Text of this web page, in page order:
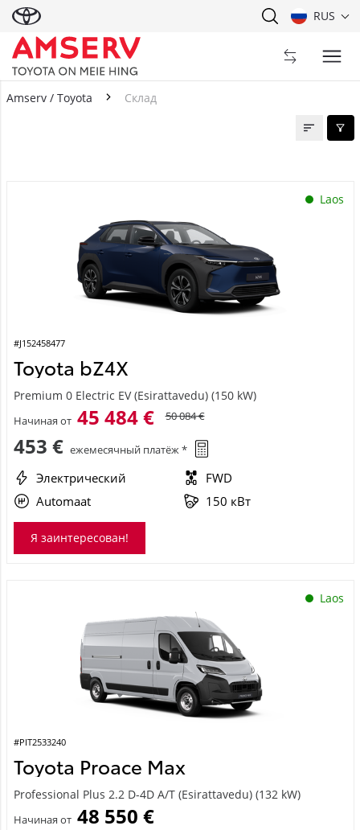
RUS
Amserv / Toyota Склад
Laos
#J152458477
Toyota bZ4X
Premium 0 Electric EV (Esirattavedu) (150 kW)
Начиная от 45 484 € 50 084 €
453 € ежемесячный платёж *
Электрический
FWD
Automaat
150 кВт
Я заинтересован!
Laos
#PIT2533240
Toyota Proace Max
Professional Plus 2.2 D-4D A/T (Esirattavedu) (132 kW)
Начиная от 48 550 €